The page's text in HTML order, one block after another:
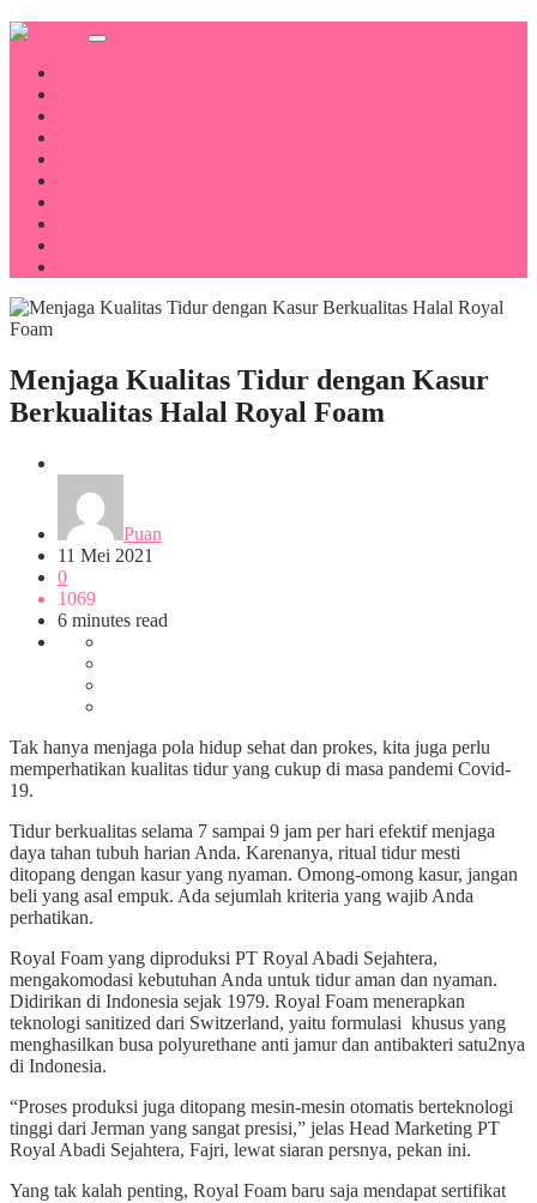
Menjaga Kualitas Tidur dengan Kasur
Berkualitas Halal Royal Foam
Puan
11 Mei 2021
0
1069
6 minutes read
Tak hanya menjaga pola hidup sehat dan prokes, kita juga perlu
memperhatikan kualitas tidur yang cukup di masa pandemi Covid-
19.
Tidur berkualitas selama 7 sampai 9 jam per hari efektif menjaga
daya tahan tubuh harian Anda. Karenanya, ritual tidur mesti
ditopang dengan kasur yang nyaman. Omong-omong kasur, jangan
beli yang asal empuk. Ada sejumlah kriteria yang wajib Anda
perhatikan.
Royal Foam yang diproduksi PT Royal Abadi Sejahtera,
mengakomodasi kebutuhan Anda untuk tidur aman dan nyaman.
Didirikan di Indonesia sejak 1979. Royal Foam menerapkan
teknologi sanitized dari Switzerland, yaitu formulasi khusus yang
menghasilkan busa polyurethane anti jamur dan antibakteri satu2nya
di Indonesia.
“Proses produksi juga ditopang mesin-mesin otomatis berteknologi
tinggi dari Jerman yang sangat presisi,” jelas Head Marketing PT
Royal Abadi Sejahtera, Fajri, lewat siaran persnya, pekan ini.
Yang tak kalah penting, Royal Foam baru saja mendapat sertifikat